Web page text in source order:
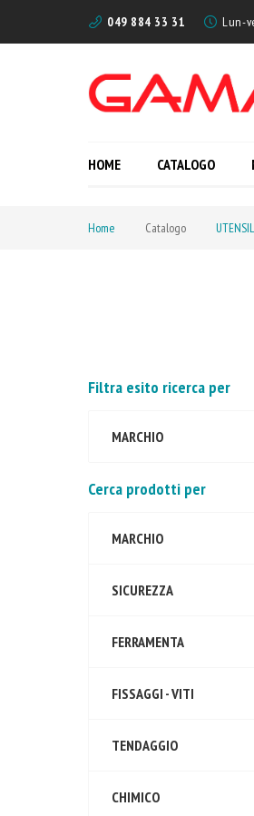
049 884 33 31 Lun-
HOME CATALOGO
Home Catalogo
Filtra esito ricerca per
MARCHIO
Cerca prodotti per
MARCHIO
SICUREZZA
FERRAMENTA
FISSAGGI - VITI
TENDAGGIO
CHIMICO